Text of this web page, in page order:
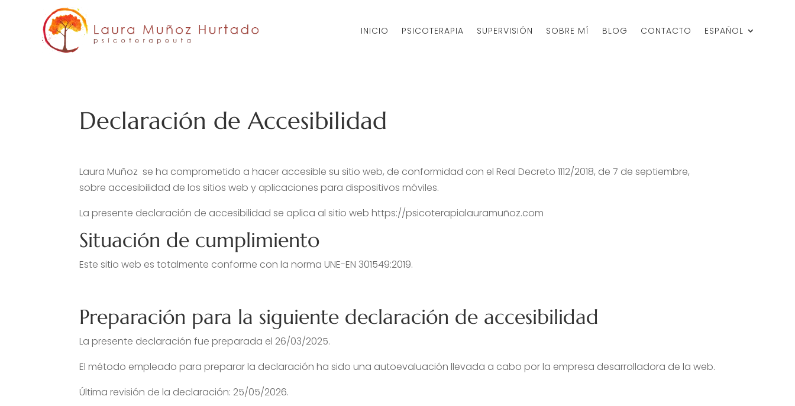
INICIO PSICOTERAPIA SUPERVISIÓN SOBRE MÍ BLOG CONTACTO ESPAÑOL
Declaración de Accesibilidad
Laura Muñoz se ha comprometido a hacer accesible su sitio web, de conformidad con el Real Decreto 1112/2018, de 7 de septiembre,
sobre accesibilidad de los sitios web y aplicaciones para dispositivos móviles.
La presente declaración de accesibilidad se aplica al sitio web https://psicoterapialauramuñoz.com
Situación de cumplimiento
Este sitio web es totalmente conforme con la norma UNE-EN 301549:2019.
Preparación para la siguiente declaración de accesibilidad
La presente declaración fue preparada el 26/03/2025.
El método empleado para preparar la declaración ha sido una autoevaluación llevada a cabo por la empresa desarrolladora de la web.
Última revisión de la declaración: 25/05/2026.